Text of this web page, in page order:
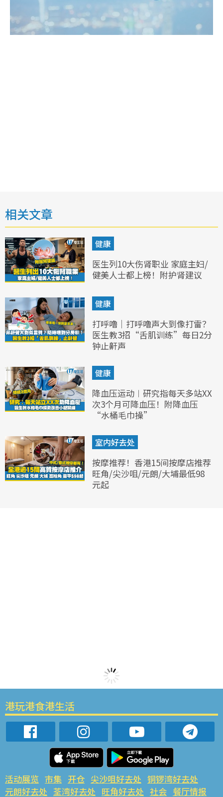
相关文章
健康
医生列10大伤肾职业 家庭主妇/
健美人士都上榜！附护肾建议
健康
打呼噜｜打呼噜声大到像打雷？
医生教3招“舌肌训练”每日2分
钟止鼾声
健康
降血压运动︱研究指每天多站XX
次3个月可降血压！附降血压
“水桶毛巾操”
室内好去处
按摩推荐！香港15间按摩店推荐
旺角/尖沙咀/元朗/大埔最低98
元起
港玩港食港生活
活动展览 市集 开仓 尖沙咀好去处 铜锣湾好去处
元朗好去处 荃湾好去处 旺角好去处 社会 餐厅情报